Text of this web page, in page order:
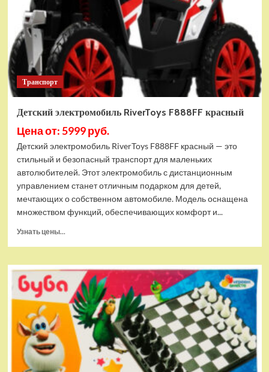
Транспорт
Детский электромобиль RiverToys F888FF красный
Цена от: 5999 руб.
Детский электромобиль RiverToys F888FF красный — это
стильный и безопасный транспорт для маленьких
автолюбителей. Этот электромобиль с дистанционным
управлением станет отличным подарком для детей,
мечтающих о собственном автомобиле. Модель оснащена
множеством функций, обеспечивающих комфорт и...
Узнать цены...
Детский
электромобиль
RiverToys
F888FF
красный